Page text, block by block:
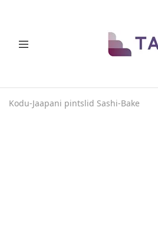
Kodu-Jaapani pintslid Sashi-Bake